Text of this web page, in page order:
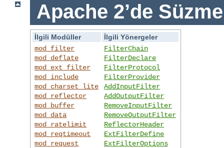
Apache 2’de
İlgili Modüller
İlgili Yönergeler
mod_filter
mod_deflate
mod_ext_filter
mod_include
mod_charset_lite
mod_reflector
mod_buffer
mod_data
mod_ratelimit
mod_reqtimeout
mod_request
FilterChain
FilterDeclare
FilterProtocol
FilterProvider
AddInputFilter
AddOutputFilter
RemoveInputFilter
RemoveOutputFilter
ReflectorHeader
ExtFilterDefine
ExtFilterOptions